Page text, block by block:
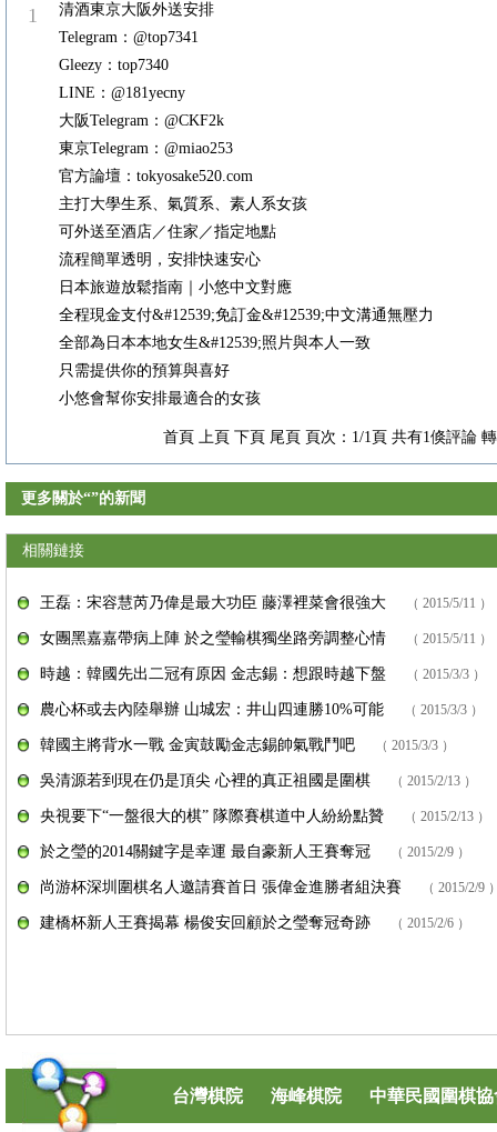
1
清酒東京大阪外送安排
Telegram：@top7341
Gleezy：top7340
LINE：@181yecny
大阪Telegram：@CKF2k
東京Telegram：@miao253
官方論壇：tokyosake520.com
主打大學生系、氣質系、素人系女孩
可外送至酒店／住家／指定地點
流程簡單透明，安排快速安心
日本旅遊放鬆指南｜小悠中文對應
全程現金支付&#12539;免訂金&#12539;中文溝通無壓力
全部為日本本地女生&#12539;照片與本人一致
只需提供你的預算與喜好
小悠會幫你安排最適合的女孩
首頁 上頁 下頁 尾頁 頁次：1/1頁 共有1倏評論
更多關於“”的新聞
相關鏈接
王磊：宋容慧芮乃偉是最大功臣 藤澤裡菜會很強大 （ 2015/5/11 ）
女團黑嘉嘉帶病上陣 於之瑩輸棋獨坐路旁調整心情 （ 2015/5/11 ）
時越：韓國先出二冠有原因 金志錫：想跟時越下盤 （ 2015/3/3 ）
農心杯或去內陸舉辦 山城宏：井山四連勝10%可能 （ 2015/3/3 ）
韓國主將背水一戰 金寅鼓勵金志錫帥氣戰鬥吧 （ 2015/3/3 ）
吳清源若到現在仍是頂尖 心裡的真正祖國是圍棋 （ 2015/2/13 ）
央視要下“一盤很大的棋” 隊際賽棋道中人紛紛點贊 （ 2015/2/13 ）
於之瑩的2014關鍵字是幸運 最自豪新人王賽奪冠 （ 2015/2/9 ）
尚游杯深圳圍棋名人邀請賽首日 張偉金進勝者組決賽 （ 2015/2/9
建橋杯新人王賽揭幕 楊俊安回顧於之瑩奪冠奇跡 （ 2015/2/6 ）
台灣棋院 海峰棋院 中華民國圍棋協